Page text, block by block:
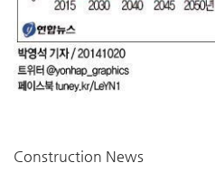
Construction News